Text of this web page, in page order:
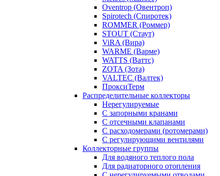
Oventrop (Овентроп)
Spirotech (Спиротек)
ROMMER (Роммер)
STOUT (Стаут)
ViRA (Вира)
WARME (Варме)
WATTS (Ваттс)
ZOTA (Зота)
VALTEC (Валтек)
ПроксиТерм
Распределительные коллекторы
Нерегулируемые
С запорными кранами
С отсечными клапанами
С расходомерами (ротомерами)
С регулирующими вентилями
Коллекторные группы
Для водяного теплого пола
Для радиаторного отопления